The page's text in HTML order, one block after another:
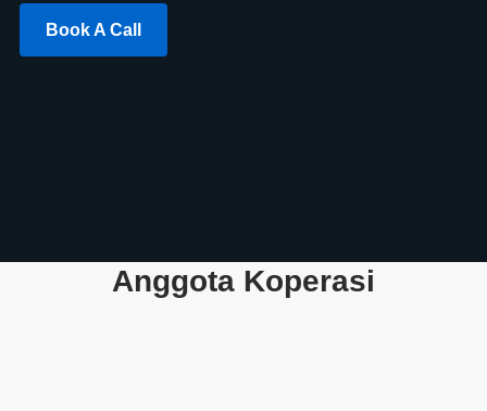
Book A Call
Anggota Koperasi